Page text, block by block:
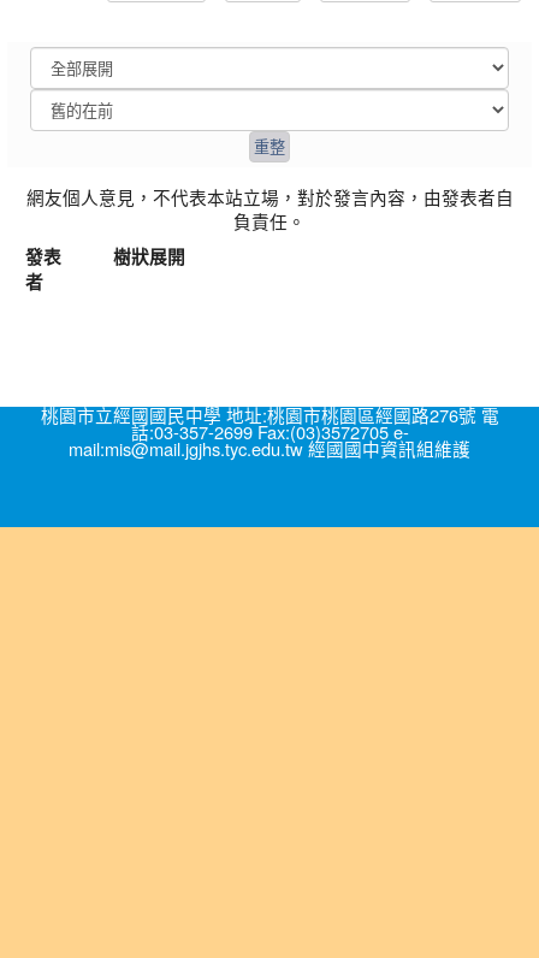
網友個人意見，不代表本站立場，對於發言內容，由發表者自
負責任。
發表
者
樹狀展開
桃園市立經國國民中學 地址:桃園市桃園區經國路276號 電
話:03-357-2699 Fax:(03)3572705 e-
mail:mis@mail.jgjhs.tyc.edu.tw 經國國中資訊組維護